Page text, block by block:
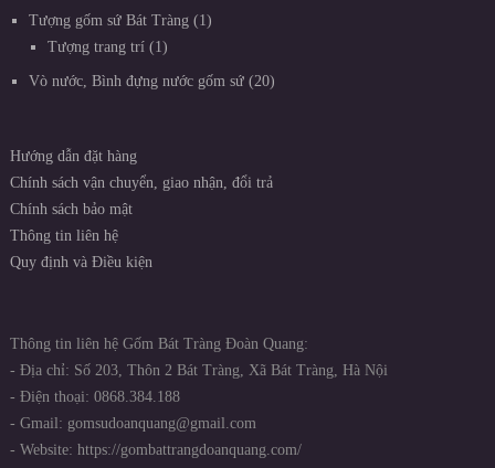
Tượng gốm sứ Bát Tràng
1
Tượng trang trí
1
Vò nước, Bình đựng nước gốm sứ 20
Hướng dẫn đặt hàng
Chính sách vận chuyển, giao nhận, đổi trả
Chính sách bảo mật
Thông tin liên hệ
Quy định và Điều kiện
Thông tin liên hệ Gốm Bát Tràng Đoàn Quang:
- Địa chỉ: Số 203, Thôn 2 Bát Tràng, Xã Bát Tràng, Hà Nội
- Điện thoại: 0868.384.188
- Gmail: gomsudoanquang@gmail.com
- Website: https://gombattrangdoanquang.com/